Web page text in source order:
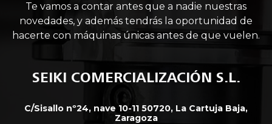
Te vamos a contar antes que a nadie nuestras
novedades, y además tendrás la oportunidad de
hacerte con máquinas únicas antes de que vuelen.
SEIKI COMERCIALIZACIÓN S.L.
C/Sisallo nº24, nave 10-11 50720, La Cartuja Baja,
Zaragoza